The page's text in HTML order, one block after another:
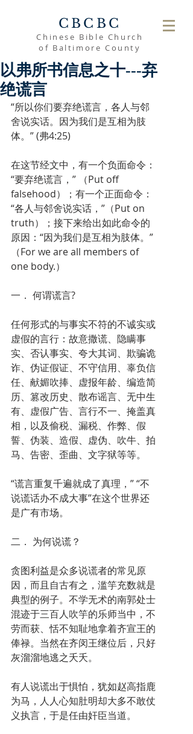
CBCBC
Chinese Bible Church
of Baltimore County
以弗所书信息之十---弃
绝谎言
“所以你们要弃绝谎言，各人与邻
舍说实话。因为我们是互相为肢
体。” (弗4:25)
在这节经文中，有一个负面命令：
“要弃绝谎言，” （Put off
falsehood）；有一个正面命令：
“各人与邻舍说实话，”（Put on
truth）；接下来给出如此命令的
原因：“因为我们是互相为肢体。”
（For we are all members of
one body.）
一． 何谓谎言?
任何形式的与事实不符的不诚实或
虚假的言行：故意撒谎、隐瞒事
实、否认事实、夸大其词、欺骗诡
诈、伪证假证、不守信用、辜负信
任、献媚吹捧、虚报年龄、编造简
历、篡改历史、散布谣言、无中生
有、虚假广告、言行不一、掩盖真
相，以及偷税、漏税、作弊、假
誓、伪装、造假、虚伪、吹牛、拍
马、告密、歪曲、文字狱等等。
“谎言重复千遍就成了真理，” “不
说谎话办不成大事”在这个世界还
是广有市场。
二． 为何说谎？
贪图利益是众多说谎者的常见原
因，而且自古有之，滥竽充数就是
典型的例子。不学无术的南郭处士
混迹于三百人吹竽的乐师当中，不
劳而获、恬不知耻地拿着齐宣王的
俸禄。当然在齐闵王继位后，只好
灰溜溜地逃之夭夭。
有人说谎出于惧怕，犹如赵高指鹿
为马，人人心知肚明却大多不敢仗
义执言，于是任由奸臣当道。